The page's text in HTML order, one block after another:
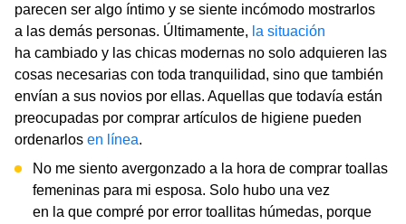
parecen ser algo íntimo y se siente incómodo mostrarlos
a las demás personas. Últimamente, la situación
ha cambiado y las chicas modernas no solo adquieren las
cosas necesarias con toda tranquilidad, sino que también
envían a sus novios por ellas. Aquellas que todavía están
preocupadas por comprar artículos de higiene pueden
ordenarlos en línea.
No me siento avergonzado a la hora de comprar toallas
femeninas para mi esposa. Solo hubo una vez
en la que compré por error toallitas húmedas, porque